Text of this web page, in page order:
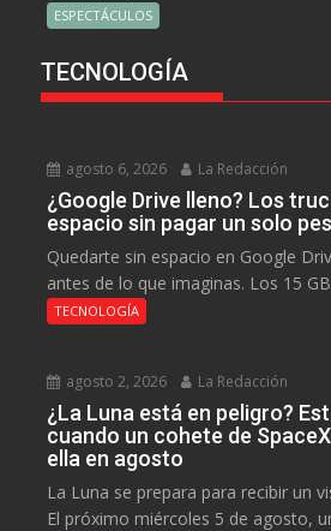
ESPECTÁCULOS
TECNOLOGÍA
agosto 6, 2026 La Redacción
¿Google Drive lleno? Los
espacio sin pagar un solo
Quedarte sin espacio en Google
antes de lo que imaginas. Los 15
TECNOLOGÍA
agosto 2, 2026 La Redacción
¿La Luna está en peligro?
cuando un cohete de
ella en agosto
La Luna se prepara para recibir un
El próximo miércoles 5 de agosto,